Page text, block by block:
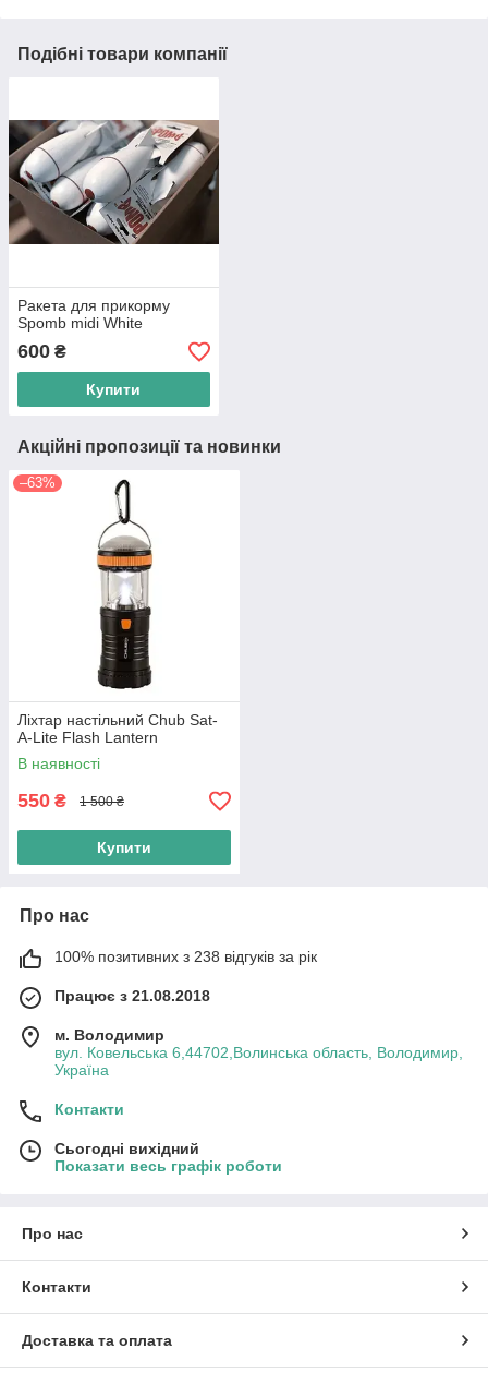
Подібні товари компанії
Ракета для прикорму
Spomb midi White
600 ₴
Купити
Акційні пропозиції та новинки
–63%
Ліхтар настільний Chub Sat-
A-Lite Flash Lantern
В наявності
550 ₴ 1 500 ₴
Купити
Про нас
100% позитивних з 238 відгуків за рік
Працює з 21.08.2018
м. Володимир
вул. Ковельська 6,44702,Волинська область, Володимир,
Україна
Контакти
Сьогодні вихідний
Показати весь графік роботи
Про нас
Контакти
Доставка та оплата